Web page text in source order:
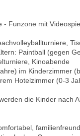
- Funzone mit
Paintball (gegen
Kinoabende
im Kinderzimmer
Hotelzimmer (0-3
die Kinder nach